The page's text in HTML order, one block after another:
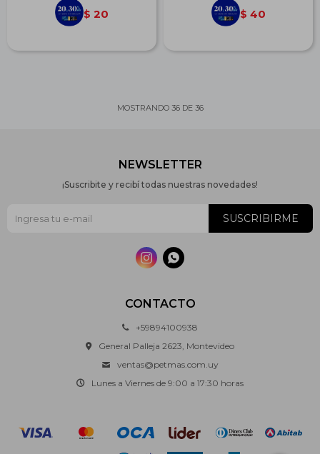
$ 20 $ 40
MOSTRANDO 36DE 36
CONTACTO
+59894100938
General Palleja 2623, Montevideo
ventas@petmas.com.uy
Lunes a Viernes de 9:00 a 17:30 horas
NEWSLETTER
¡Suscribite y recibí todas nuestras novedades!
SUSCRIBIRME
 